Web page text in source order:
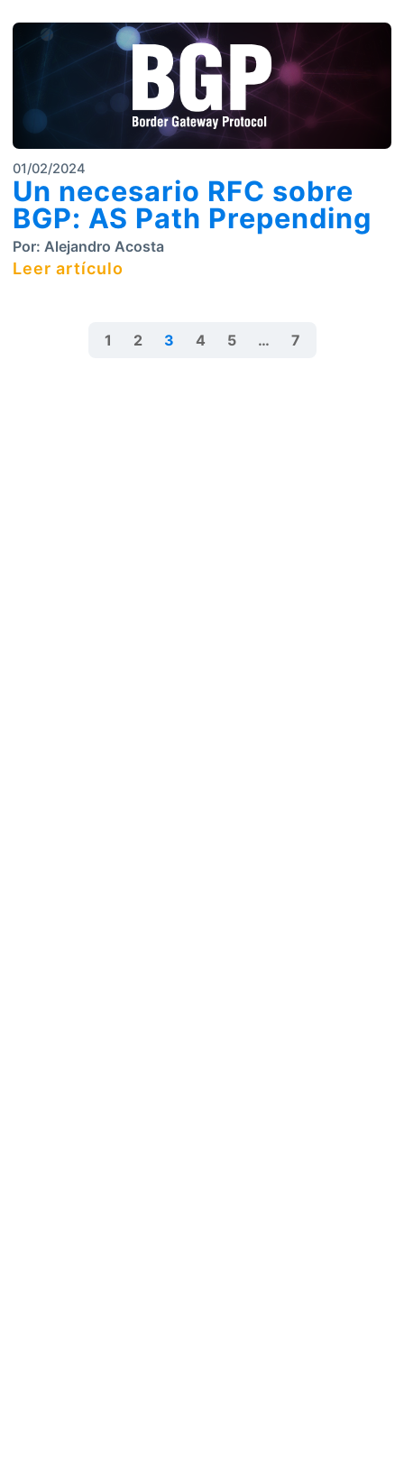
01/02/2024
Un necesario RFC sobre
BGP: AS Path Prepending
Por: Alejandro Acosta
Leer artículo
1 2 3 4 5 … 7